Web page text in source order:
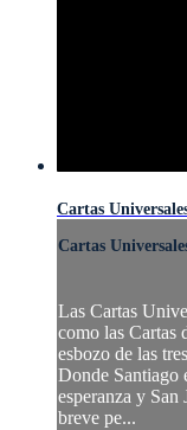
Cartas
Cartas
Las Cartas
como las Cartas
esbozo de las
Donde Santiago
esperanza y San
breve pe...